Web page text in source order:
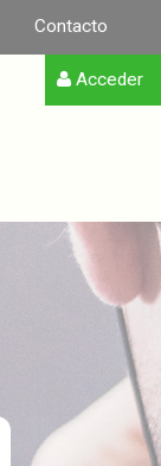
Acceder
Contacto